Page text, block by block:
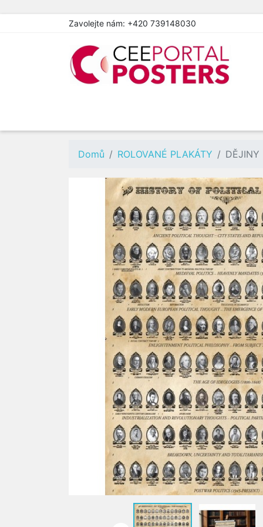
Zavolejte nám: +420 739148030
Domů ROLOVANÉ PLAKÁTY DĚJINY